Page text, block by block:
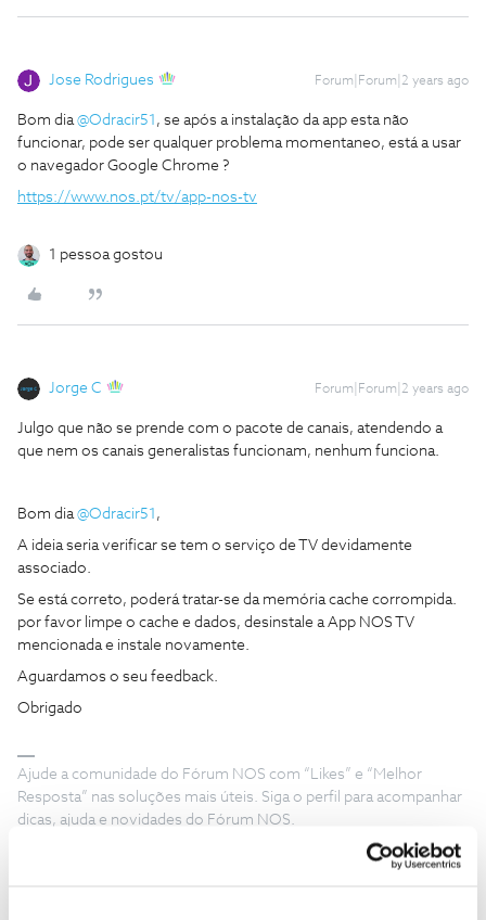
Jose Rodrigues Forum|Forum|2 years ago
Bom dia@Odracir51 , se após a instalação da app esta não
funcionar, pode ser qualquer problema momentaneo, está a usar
o navegador Google Chrome ?
https://www.nos.pt/tv/app-nos-tv
1 pessoa gostou
Jorge C Forum|Forum|2 years ago
Julgo que não se prende com o pacote de canais, atendendo a
que nem os canais generalistas funcionam, nenhum funciona.
Bom dia@Odracir51 ,
A ideia seria verificar se tem o serviço de TV devidamente
associado.
Se está correto, poderá tratar-se da memória cache corrompida.
por favor limpe o cache e dados, desinstale a App NOS TV
mencionada e instale novamente.
Aguardamos o seu feedback.
Obrigado
Ajude a comunidade do Fórum NOS com “Likes” e “Melhor
Resposta” nas soluções mais úteis. Siga o perfil para acompanhar
dicas, ajuda e novidades do Fórum NOS.